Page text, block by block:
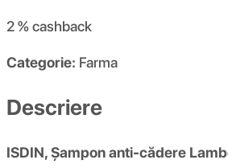
2 %cashback
Categorie: Farma
Descriere
ISDIN, Șampon anti-cădere